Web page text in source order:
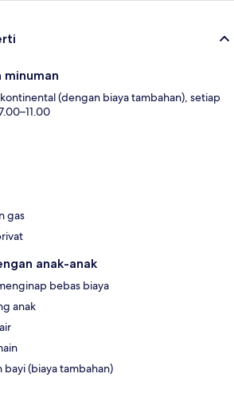
minuman
(dengan biaya tambahan), setiap
gas
anak-anak
bebas biaya
anak
bayi (biaya tambahan)